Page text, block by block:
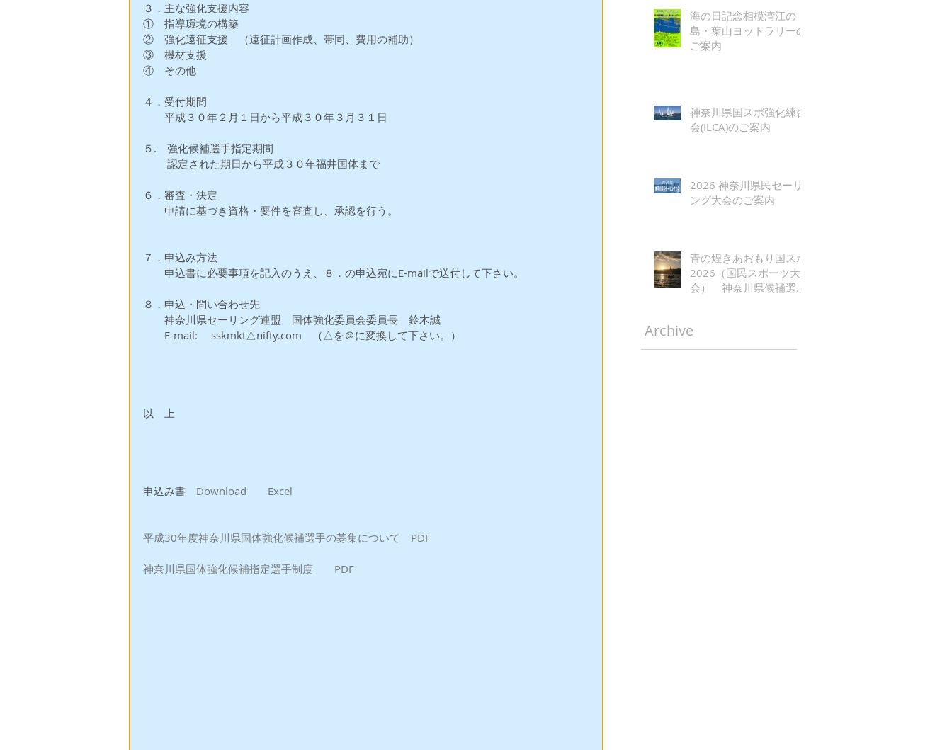
３．主な強化支援内容
①　指導環境の構築
②　強化遠征支援　（遠征計画作成、帯同、費用の補助）
③　機材支援
④　その他
４．受付期間
平成３０年２月１日から平成３０年３月３１日
５.　強化候補選手指定期間
認定された期日から平成３０年福井国体まで
６．審査・決定
申請に基づき資格・要件を審査し、承認を行う。
７．申込み方法
申込書に必要事項を記入のうえ、８．の申込宛にE-mailで送付して下さい。
８．申込・問い合わせ先
神奈川県セーリング連盟　国体強化委員会委員長　鈴木誠
E-mail:　 sskmkt△nifty.com　（△を＠に変換して下さい。）
以　上
申込み書 Download　　Excel
平成30年度神奈川県国体強化候補選手の募集について　PDF
神奈川県国体強化候補指定選手制度　　PDF
海の日記念相模湾江の
島・葉山ヨットラリーの
ご案内
神奈川県国スポ強化練習
会(ILCA)のご案内
2026 神奈川県民セーリ
ング大会のご案内
青の煌きあおもり国スポ
2026（国民スポーツ大
会） 神奈川県候補選手
Archive